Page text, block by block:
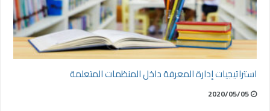
استراتيجيات إدارة المعرفة داخل المنظمات المتعلمة
2020/05/05